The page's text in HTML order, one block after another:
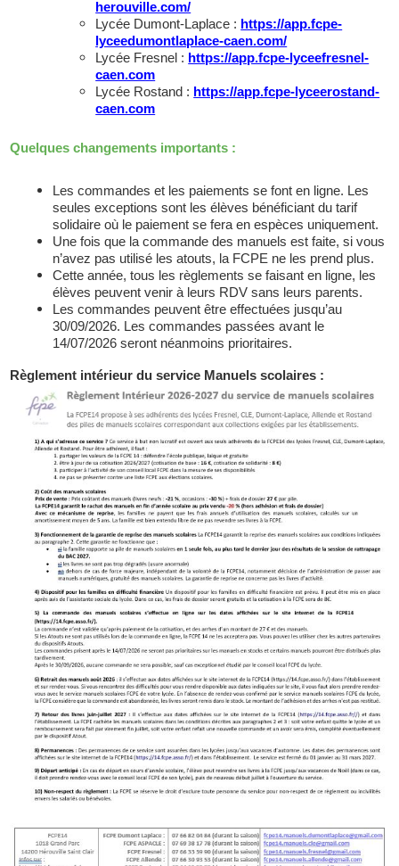
herouville.com/
Lycée Dumont-Laplace : https://app.fcpe-
lyceedumontlaplace-caen.com/
Lycée Fresnel : https://app.fcpe-lyceefresnel-
caen.com
Lycée Rostand : https://app.fcpe-lyceerostand-
caen.com
Quelques changements importants :
Les commandes et les paiements se font en ligne. Les
seules exceptions sont les élèves bénéficiant du tarif
solidaire où le paiement se fera en espèces uniquement.
Une fois que la commande des manuels est faite, si vous
n’avez pas utilisé les atouts, la FCPE ne les prend plus.
Cette année, tous les règlements se faisant en ligne, les
élèves peuvent venir à leurs RDV sans leurs parents.
Les commandes peuvent être effectuées jusqu’au
30/09/2026. Les commandes passées avant le
14/07/2026 seront néanmoins prioritaires.
Règlement intérieur du service Manuels scolaires :